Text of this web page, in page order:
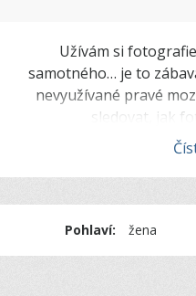
Užívám si
samotného… je to
nevyužívané pravé
sledovat, jak
Pohlaví: žena